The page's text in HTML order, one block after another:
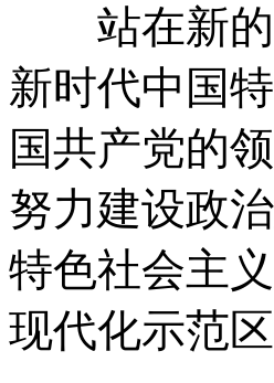
站在新的
新时代中国
国共产党的
努力建设政
特色社会主
现代化示范